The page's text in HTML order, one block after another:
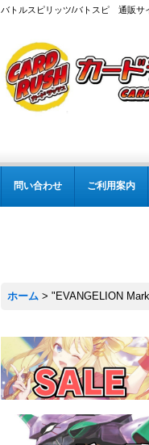
バトルスピリッツ/バトスピ 通販サ
問い合わせ ご利用案内
ホーム > "EVANGELION